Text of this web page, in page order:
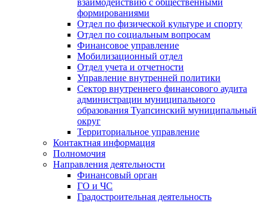
взаимодействию с общественными
формированиями
Отдел по физической культуре и спорту
Отдел по социальным вопросам
Финансовое управление
Мобилизационный отдел
Отдел учета и отчетности
Управление внутренней политики
Сектор внутреннего финансового аудита
администрации муниципального
образования Туапсинский муниципальный
округ
Территориальное управление
Контактная информация
Полномочия
Направления деятельности
Финансовый орган
ГО и ЧС
Градостроительная деятельность